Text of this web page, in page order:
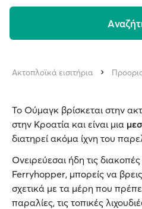
Ακτοπλοϊκά εισιτήρια
Το Oύμαγκ βρίσκεται στην
στην Κροατία και είναι μια
διατηρεί ακόμα ίχνη του
Ονειρεύεσαι ήδη τις
Ferryhopper, μπορείς να βρεις
σχετικά με τα μέρη που
παραλίες, τις τοπικές